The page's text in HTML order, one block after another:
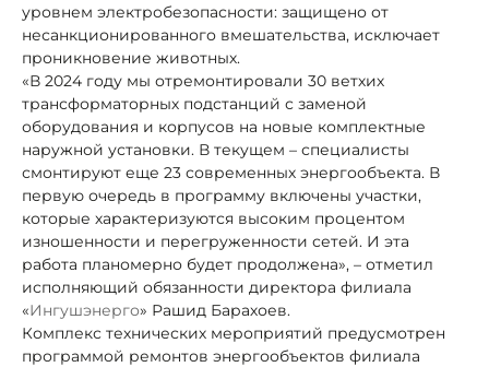
уровнем электробезопасности: защищено от
несанкционированного вмешательства, исключает
проникновение животных.
«В 2024 году мы отремонтировали 30 ветхих
трансформаторных подстанций с заменой
оборудования и корпусов на новые комплектные
наружной установки. В текущем – специалисты
смонтируют еще 23 современных энергообъекта. В
первую очередь в программу включены участки,
которые характеризуются высоким процентом
изношенности и перегруженности сетей. И эта
работа планомерно будет продолжена», – отметил
исполняющий обязанности директора филиала
«Ингушэнерго» Рашид Барахоев.
Комплекс технических мероприятий предусмотрен
программой ремонтов энергообъектов филиала